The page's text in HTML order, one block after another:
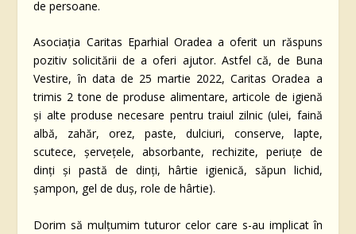
de persoane.
Asociația Caritas Eparhial Oradea a oferit un răspuns
pozitiv solicitării de a oferi ajutor. Astfel că, de Buna
Vestire, în data de 25 martie 2022, Caritas Oradea a
trimis 2 tone de produse alimentare, articole de igienă
și alte produse necesare pentru traiul zilnic (ulei, faină
albă, zahăr, orez, paste, dulciuri, conserve, lapte,
scutece, șervețele, absorbante, rechizite, periuțe de
dinți și pastă de dinți, hârtie igienică, săpun lichid,
șampon, gel de duș, role de hârtie).
Dorim să mulțumim tuturor celor care s-au implicat în